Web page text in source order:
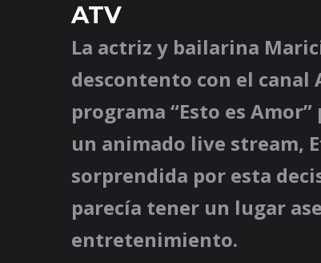
ATV
La actriz y bailarina
descontento con el canal
programa “Esto es
un animado live stream,
sorprendida por esta
parecía tener un lugar
entretenimiento.